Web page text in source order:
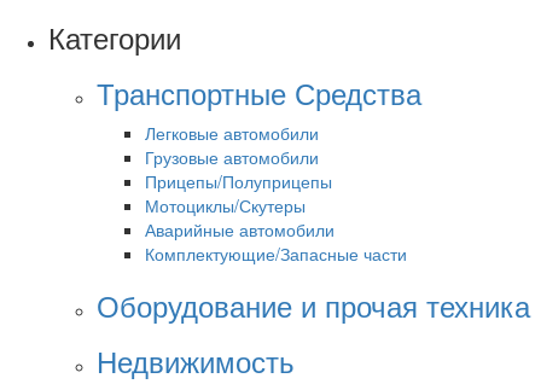
Категории
Транспортные Средства
Легковые автомобили
Грузовые автомобили
Прицепы/Полуприцепы
Мотоциклы/Скутеры
Аварийные автомобили
Комплектующие/Запасные части
Оборудование и прочая техника
Недвижимость